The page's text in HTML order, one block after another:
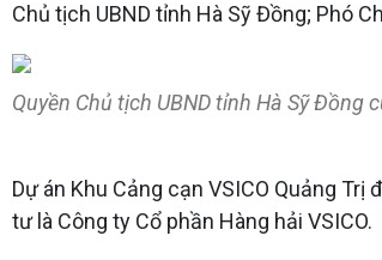
Chủ tịch UBND tỉnh Hà Sỹ Đồng; Phó
Quyền Chủ tịch UBND tỉnh Hà Sỹ
Dự án Khu Cảng cạn VSICO Quảng
tư là Công ty Cổ phần Hàng hải VSICO.